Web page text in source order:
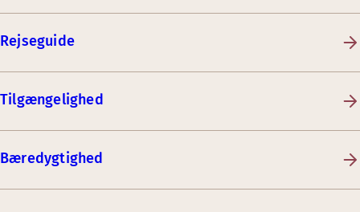
Rejseguide
Tilgængelighed
Bæredygtighed